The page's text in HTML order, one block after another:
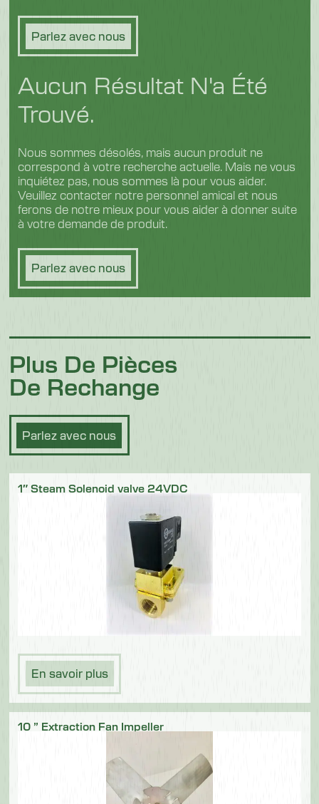
Parlez avec nous
Aucun Résultat N'a Été
Trouvé.
Nous sommes désolés, mais aucun produit ne
correspond à votre recherche actuelle. Mais ne vous
inquiétez pas, nous sommes là pour vous aider.
Veuillez contacter notre personnel amical et nous
ferons de notre mieux pour vous aider à donner suite
à votre demande de produit.
Parlez avec nous
Plus De Pièces
De Rechange
Parlez avec nous
1″ Steam Solenoid valve 24VDC
En savoir plus
10 ” Extraction Fan Impeller